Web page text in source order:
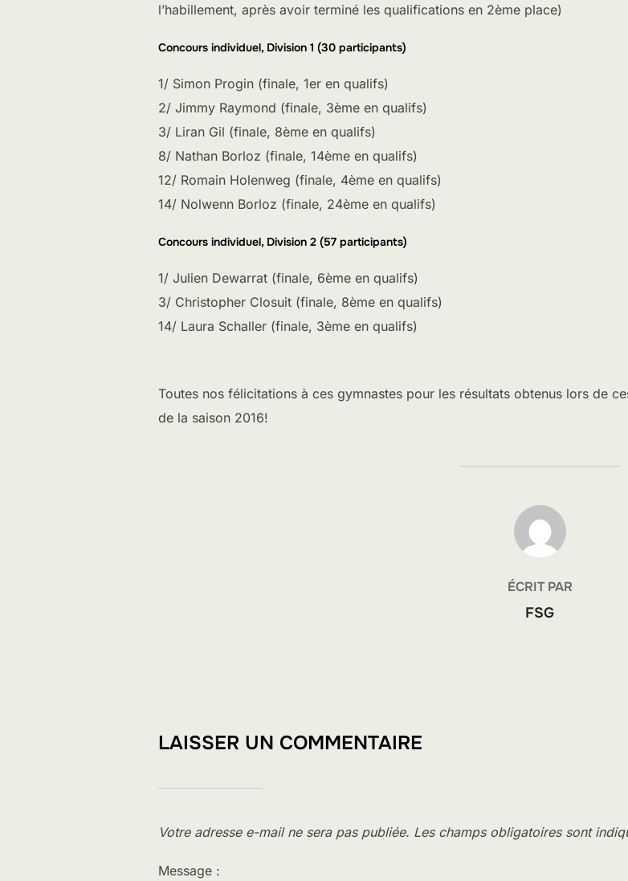
l’habillement, après avoir terminé les qualifications en 2ème place)
Concours individuel, Division 1 (30 participants)
1/ Simon Progin (finale, 1er en qualifs)
2/ Jimmy Raymond (finale, 3ème en qualifs)
3/ Liran Gil (finale, 8ème en qualifs)
8/ Nathan Borloz (finale, 14ème en qualifs)
12/ Romain Holenweg (finale, 4ème en qualifs)
14/ Nolwenn Borloz (finale, 24ème en qualifs)
Concours individuel, Division 2 (57 participants)
1/ Julien Dewarrat (finale, 6ème en qualifs)
3/ Christopher Closuit (finale, 8ème en qualifs)
14/ Laura Schaller (finale, 3ème en qualifs)
Toutes nos félicitations à ces gymnastes pour les résultats obtenus lors de
de la saison 2016!
AUTEUR DE LA PUBLICATION
ÉCRIT PAR
FSG
LAISSER UN COMMENTAIRE
Votre adresse e-mail ne sera pas publiée. Les champs obligatoires sont
Message :